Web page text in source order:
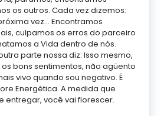
os outros. Cada vez dizemos:
vez… Encontramos
culpamos os erros do parceiro
a Vida dentro de nós.
parte nossa diz: Isso mesmo,
bons sentimentos, não agüento
vivo quando sou negativo. É
Energética. A medida que
entregar, você vai florescer.